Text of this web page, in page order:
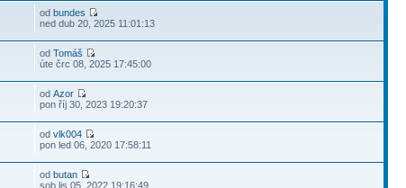
odbundes
ned dub 20, 2025 11:01:13
odTomáš
úte črc 08, 2025 17:45:00
odAzor
pon říj 30, 2023 19:20:37
odvlk004
pon led 06, 2020 17:58:11
odbutan
sob lis 05, 2022 19:16:49